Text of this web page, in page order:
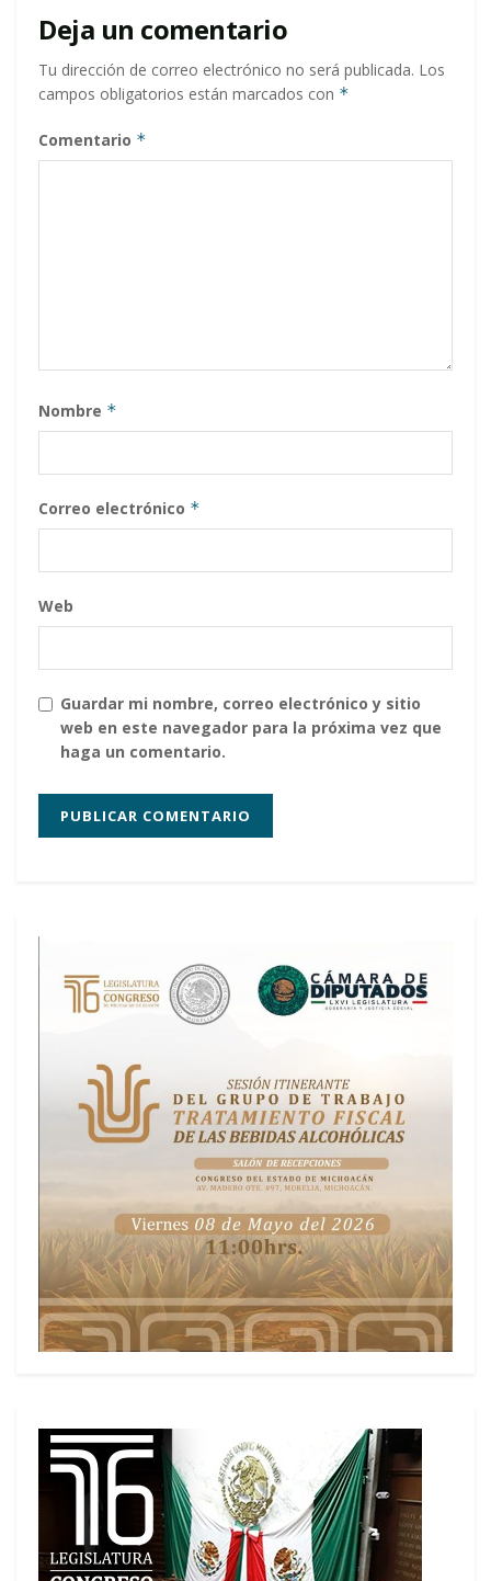
Deja un comentario
Tu dirección de correo electrónico no será publicada. Los
campos obligatorios están marcados con *
Comentario *
Nombre *
Correo electrónico *
Web
Guardar mi nombre, correo electrónico y sitio
web en este navegador para la próxima vez que
haga un comentario.